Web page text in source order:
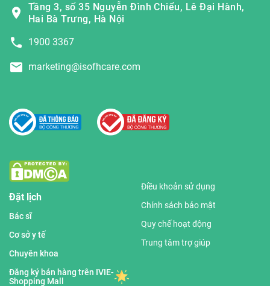
Tầng 3, số 35 Nguyễn Đình Chiểu, Lê Đại Hành,
Hai Bà Trưng, Hà Nội
1900 3367
marketing@isofhcare.com
Đặt lịch
Bác sĩ
Cơ sở y tế
Chuyên khoa
Đăng ký bán hàng trên IVIE-
Shopping Mall
Điều khoản sử dụng
Chính sách bảo mật
Quy chế hoạt động
Trung tâm trợ giúp